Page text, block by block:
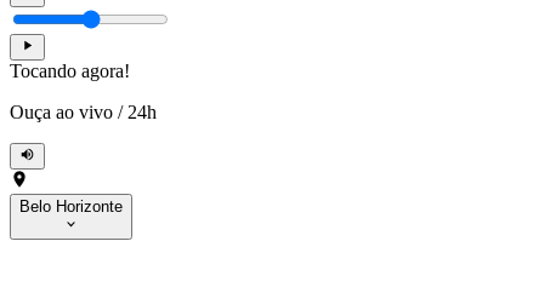
Tocando agora!
Ouça ao vivo / 24h
Belo Horizonte